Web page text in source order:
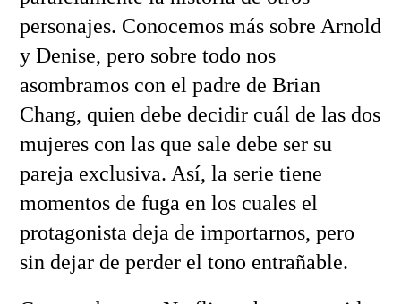
personajes. Conocemos más sobre Arnold
y Denise, pero sobre todo nos
asombramos con el padre de Brian
Chang, quien debe decidir cuál de las dos
mujeres con las que sale debe ser su
pareja exclusiva. Así, la serie tiene
momentos de fuga en los cuales el
protagonista deja de importarnos, pero
sin dejar de perder el tono entrañable.